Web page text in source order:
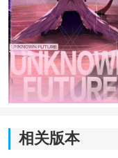
取的;
2.黑潮的到来，打破
着你去面对更多的挑
3.应对无尽的黑暗，
4.邪恶的敌人，迷
相关版本